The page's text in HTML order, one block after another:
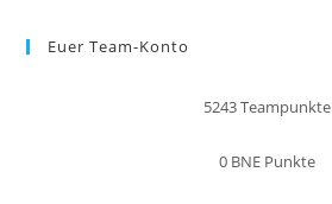
Euer Team-Konto
5243Teampunkte
0 BNE Punkte